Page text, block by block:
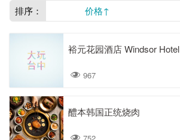
排序： 价格↑
裕元花园酒店 Windsor Hotel
967
醴本韩国正统烧肉